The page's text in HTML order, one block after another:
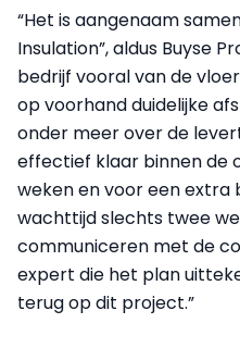
“Het is aangenaam
Insulation”, aldus Buyse
bedrijf vooral van de
op voorhand duidelijke
onder meer over de
effectief klaar binnen de
weken en voor een extra
wachttijd slechts twee
communiceren met de
expert die het plan
terug op dit project.”